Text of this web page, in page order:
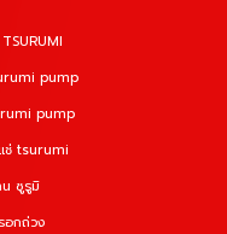
pump
pump
ช่ tsurumi
ซูรูมิ
อกถ่วง